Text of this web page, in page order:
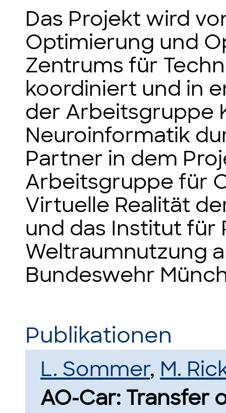
Das Projekt wird
Optimierung und
Zentrums für
koordiniert und in
der Arbeitsgruppe
Neuroinformatik
Partner in dem
Arbeitsgruppe für
Virtuelle Realität
und das Institut für
Weltraumnutzung
Bundeswehr
Publikationen
L. Sommer, M.
AO-Car: Transfer